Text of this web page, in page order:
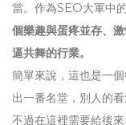
當。作為SEO大軍中
個樂趣與蛋疼並存、
逼共舞的行業。
簡單來說，這也是一
出一番名堂，別人的看
不過在這裡需要給後來